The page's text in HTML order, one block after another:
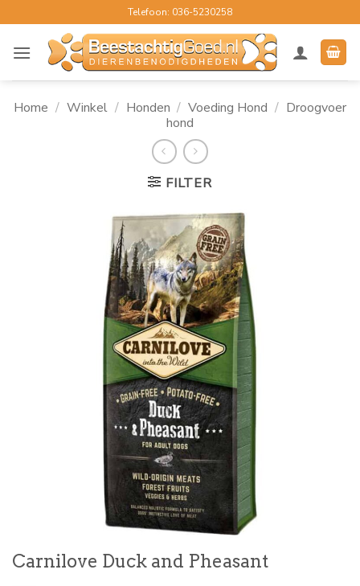
naar
inhoud
Telefoon: 036-5230258
Home / Winkel / Honden / Voeding Hond / Droogvoer
hond
FILTER
Carnilove Duck and Pheasant